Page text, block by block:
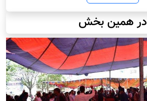
در همین بخش